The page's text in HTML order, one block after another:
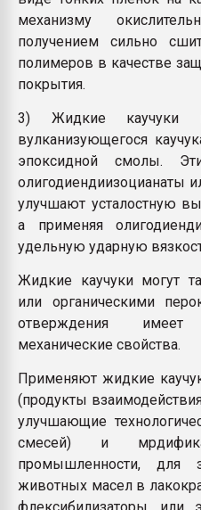
механизму
получением сильно
полимеров в качестве
покрытия.
3) Жидкие
вулканизующегося
эпоксидной смолы.
олигодиендиизоцианаты
улучшают усталостную
а применяя
удельную ударную
Жидкие каучуки могут
или органическими
отверждения
механические свойства.
Применяют жидкие
(продукты
улучшающие
смесей) и
промышленности, для
животных масел в